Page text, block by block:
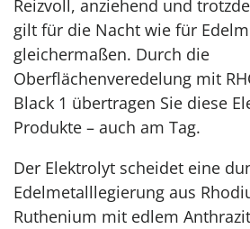
Reizvoll, anziehend und
gilt für die Nacht wie für
gleichermaßen. Durch die
Oberflächenveredelung mit
Black 1 übertragen Sie diese
Produkte – auch am Tag.
Der Elektrolyt scheidet eine
Edelmetalllegierung aus
Ruthenium mit edlem